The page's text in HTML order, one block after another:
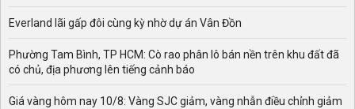
Everland lãi gấp đôi cùng kỳ nhờ dự án Vân Đồn
Phường Tam Bình, TP HCM: Cò rao phân lô bán nền trên khu đất đã
có chủ, địa phương lên tiếng cảnh báo
Giá vàng hôm nay 10/8: Vàng SJC giảm, vàng nhẫn điều chỉnh giảm